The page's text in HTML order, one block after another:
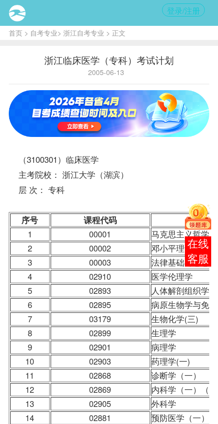
登录/注册
首页> 自考专业> 浙江自考专业 > 正文
浙江临床医学（专科）考试计划
2005-06-13
（3100301）临床医学
主考院校： 浙江大学（湖滨）
层 次： 专科
序号 课程代码
1
00001
马克思主义哲学
2
00002
邓小平理论概论
3
00003
法律基础与思想
4
02910
医学伦理学
5
02893
人体解剖组织学
6
02895
病原生物学与免
7
03179
生物化学(三)
8
02899
生理学
9
02901
病理学
10
02903
药理学(一)
11
02868
诊断学（一）
12
02869
内科学（一）（
13
02905
外科学
14
02881
预防医学（一）
在线
客服